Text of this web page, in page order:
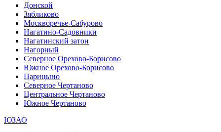
Донской
Зябликово
Москворечье-Сабурово
Нагатино-Садовники
Нагатинский затон
Нагорный
Северное Орехово-Борисово
Южное Орехово-Борисово
Царицыно
Северное Чертаново
Центральное Чертаново
Южное Чертаново
ЮЗАО